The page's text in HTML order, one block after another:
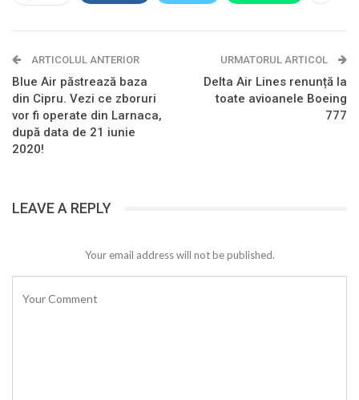
ARTICOLUL ANTERIOR
Blue Air păstrează baza
din Cipru. Vezi ce zboruri
vor fi operate din Larnaca,
după data de 21 iunie
2020!
URMATORUL ARTICOL
Delta Air Lines renunță la
toate avioanele Boeing
777
LEAVE A REPLY
Your email address will not be published.